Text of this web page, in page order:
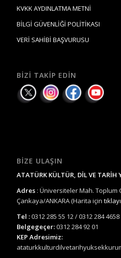
KVKK AYDINLATMA METNİ
BİLGİ GÜVENLİĞİ POLİTİKASI
VERİ SAHİBİ BAŞVURUSU
BIZI TAKIP EDIN
BIZE ULAŞIN
ATATÜRK KÜLTÜR, DİL VE TARİH
Adres : Üniversiteler Mah. Toplum
Çankaya/ANKARA (Harita için
Tel :0312 285 55 12 / 0312 284 4658
Belgegeçer:0312 284 92 01
KEP Adresimiz: